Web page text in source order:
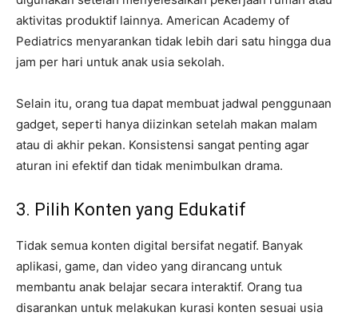
aktivitas produktif lainnya. American Academy of
Pediatrics menyarankan tidak lebih dari satu hingga dua
jam per hari untuk anak usia sekolah.
Selain itu, orang tua dapat membuat jadwal penggunaan
gadget, seperti hanya diizinkan setelah makan malam
atau di akhir pekan. Konsistensi sangat penting agar
aturan ini efektif dan tidak menimbulkan drama.
3. Pilih Konten yang Edukatif
Tidak semua konten digital bersifat negatif. Banyak
aplikasi, game, dan video yang dirancang untuk
membantu anak belajar secara interaktif. Orang tua
disarankan untuk melakukan kurasi konten sesuai usia